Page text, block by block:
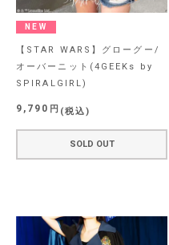
NEW
【STAR WARS】グローグー/
オーバーニット(4GEEKs by
SPIRALGIRL)
9,790 税込
SOLD OUT